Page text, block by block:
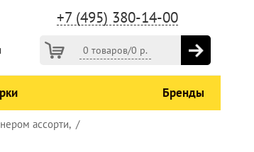
+7 (495) 380-14-00
0 товаров/0 р.
Бренды
ассорти,